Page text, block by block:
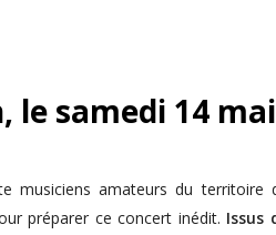
samedi 14
musiciens amateurs du territoire
préparer ce concert inédit. Issus